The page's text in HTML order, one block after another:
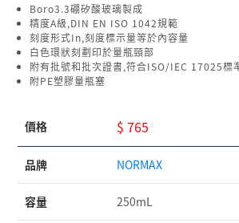
Boro3.3硼矽酸玻璃製成
精度A級,DIN EN ISO 1042規範
刻度形式In,刻度標示量等於內容量
白色環狀刻劃印於量瓶頸部
附有批號和批次證書,符合ISO/IEC 17025標
附PE塑膠量瓶塞
價格 $ 765
品牌 NORMAX
容量 250mL